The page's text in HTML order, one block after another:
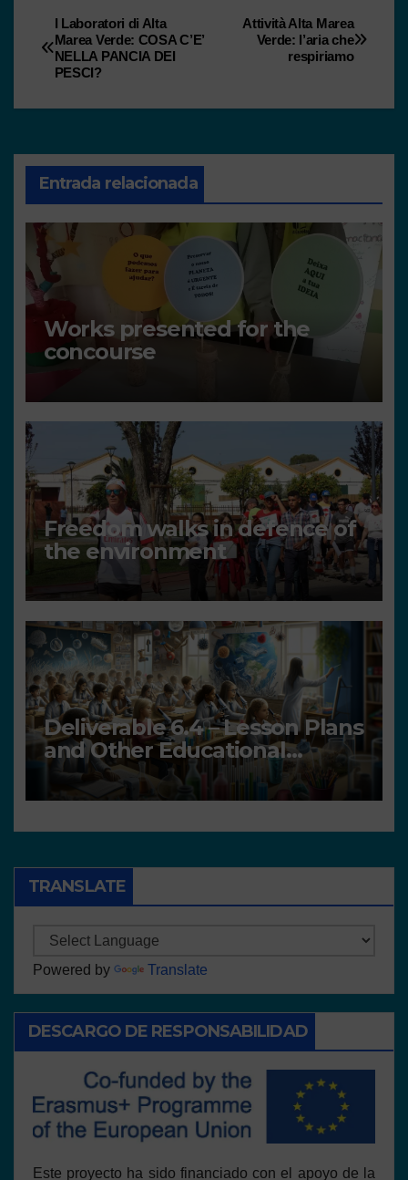
Attività Alta Marea
Verde: l’aria che
respiriamo
I Laboratori di Alta
Marea Verde: COSA C’E’
NELLA PANCIA DEI
PESCI?
Entrada relacionada
Works presented for the
concourse
Freedom walks in defence of
the environment
Deliverable 6.4 – Lesson Plans
and Other Educational
resources
TRANSLATE
Powered by Translate
DESCARGO DE RESPONSABILIDAD
Este proyecto ha sido financiado con el apoyo de la